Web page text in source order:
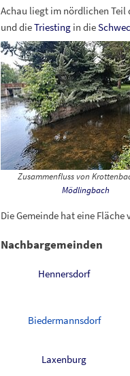
Achau liegt im nördlichen Teil
und dieTriestingin die
Zusammenfluss von
Mödlingbach
Die Gemeinde hat eine
Nachbargemeinden
Hennersdorf
Biedermannsdorf
Laxenburg